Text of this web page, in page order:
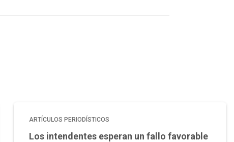
ARTÍCULOS PERIODÍSTICOS
Los intendentes esperan un fallo favorable